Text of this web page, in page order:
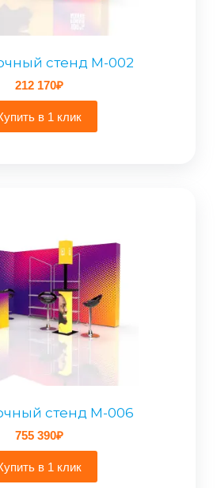
стенд M-002
212 170₽
в 1 клик
стенд M-006
755 390₽
в 1 клик